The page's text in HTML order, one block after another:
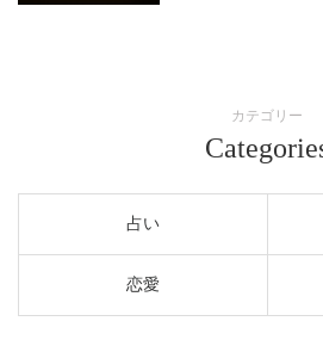
カテゴリー
占い
恋愛